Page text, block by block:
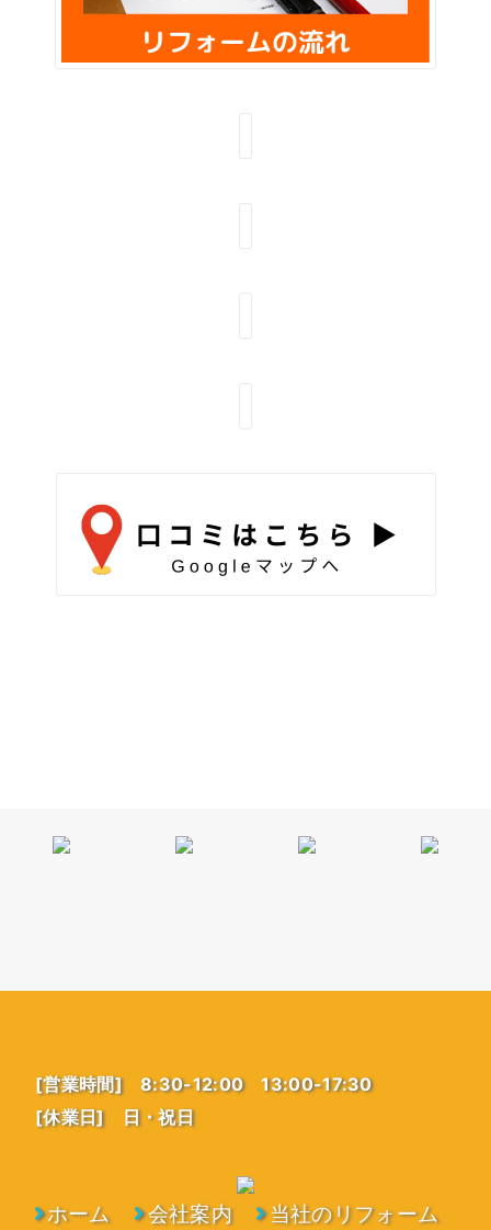
[営業時間] 8:30-12:00 13:00-17:30
[休業日] 日・祝日
ホーム 会社案内 当社のリフォーム